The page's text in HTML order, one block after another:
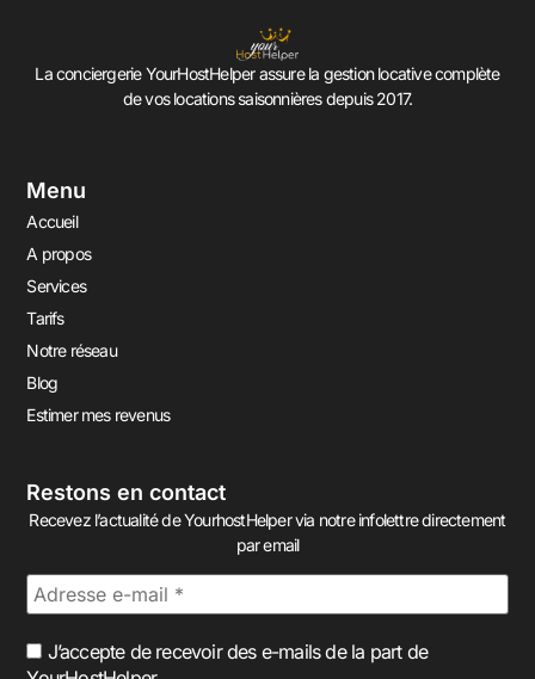
La conciergerie YourHostHelper assure la gestion locative complète
de vos locations saisonnières depuis 2017.
Menu
Accueil
A propos
Services
Tarifs
Notre réseau
Blog
Estimer mes revenus
Restons en contact
Recevez l’actualité de YourhostHelper via notre infolettre directement
par email
J’accepte de recevoir des e-mails de la part de